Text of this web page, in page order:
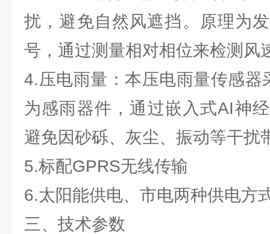
扰，避免自然风遮挡。原理为
号，通过测量相对相位来检测风
4.压电雨量：本压电雨量传感器
为感雨器件，通过嵌入式AI神
避免因砂砾、灰尘、振动等干扰
5.标配GPRS无线传输
6.太阳能供电、市电两种供电方
三、技术参数